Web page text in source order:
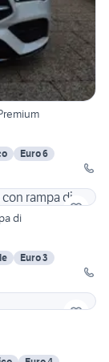
Euro 6
di
Euro 3